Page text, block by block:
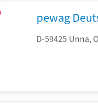
pewag
D-59425 Unna,